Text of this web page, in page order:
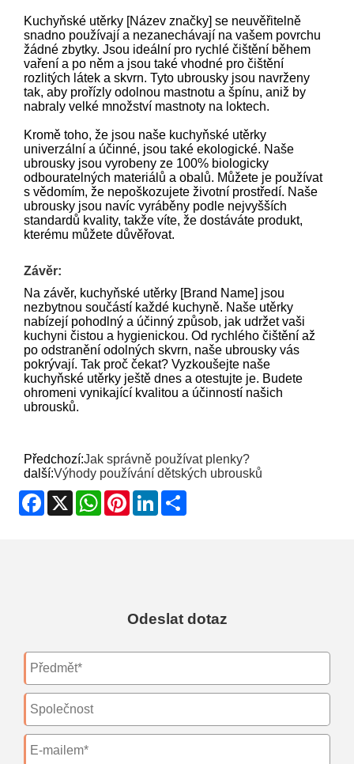
Kuchyňské utěrky [Název značky] se neuvěřitelně
snadno používají a nezanechávají na vašem povrchu
žádné zbytky. Jsou ideální pro rychlé čištění během
vaření a po něm a jsou také vhodné pro čištění
rozlitých látek a skvrn. Tyto ubrousky jsou navrženy
tak, aby prořízly odolnou mastnotu a špínu, aniž by
nabraly velké množství mastnoty na loktech.
Kromě toho, že jsou naše kuchyňské utěrky
univerzální a účinné, jsou také ekologické. Naše
ubrousky jsou vyrobeny ze 100% biologicky
odbouratelných materiálů a obalů. Můžete je používat
s vědomím, že nepoškozujete životní prostředí. Naše
ubrousky jsou navíc vyráběny podle nejvyšších
standardů kvality, takže víte, že dostáváte produkt,
kterému můžete důvěřovat.
Závěr:
Na závěr, kuchyňské utěrky [Brand Name] jsou
nezbytnou součástí každé kuchyně. Naše utěrky
nabízejí pohodlný a účinný způsob, jak udržet vaši
kuchyni čistou a hygienickou. Od rychlého čištění až
po odstranění odolných skvrn, naše ubrousky vás
pokrývají. Tak proč čekat? Vyzkoušejte naše
kuchyňské utěrky ještě dnes a otestujte je. Budete
ohromeni vynikající kvalitou a účinností našich
ubrousků.
Předchozí:Jak správně používat plenky?
další:Výhody používání dětských ubrousků
Facebook
X WhatsApp
PinterestLinkedIn
Odeslat dotaz